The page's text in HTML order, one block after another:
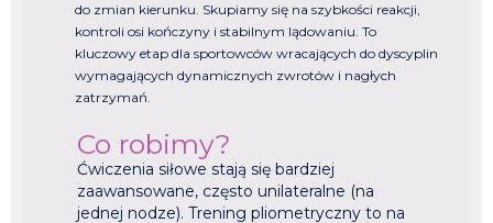
do zmian kierunku. Skupiamy się na szybkości reakcji,
kontroli osi kończyny i stabilnym lądowaniu. To
kluczowy etap dla sportowców wracających do dyscyplin
wymagających dynamicznych zwrotów i nagłych
zatrzymań.
Co robimy?
Ćwiczenia siłowe stają się bardziej
zaawansowane, często unilateralne (na
jednej nodze). Trening pliometryczny to na